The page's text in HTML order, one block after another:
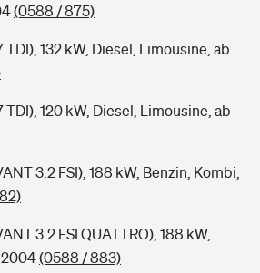
(0588 / 875)
TDI), 132 kW, Diesel, Limousine, ab
TDI), 120 kW, Diesel, Limousine, ab
3.2 FSI), 188 kW, Benzin, Kombi,
3.2 FSI QUATTRO), 188 kW,
2004(0588 / 883)